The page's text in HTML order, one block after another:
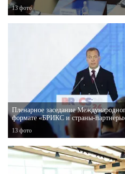
экономической безопасности
13фото
Пленарное заседание
формате «БРИКС и страны-
13 фото